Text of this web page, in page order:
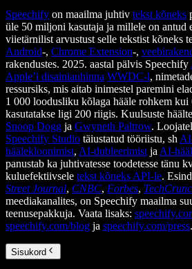
Speechify on maailma juhtiv tekst kõneks
üle 50 miljoni kasutaja ja millele on antud
viietärnilist arvustust selle tekstist kõneks
Android-, Chrome Extension-,
rakendustes. 2025. aastal pälvis Speechify
Apple’i disainiauhinna WWDC-l,
ressursiks, mis aitab inimestel paremini
1 000 loodusliku kõlaga hääle rohkem kui
kasutatakse ligi 200 riigis. Kuulsuste
Snoop Dogg ja Gwyneth Paltrow.
Speechify Studio täiustatud tööriistu, sh
häälekloonimist, AI-dubleerimist ja AI-
panustab ka juhtivatesse toodetesse tänu
kuluefektiivsele tekst kõneks API-le.
Street Journal, CNBC, Forbes,
meediakanalites, on Speechify maailma
teenusepakkuja. Vaata lisaks:
speechify.com/blog ja speechify.com/press.
Sisukord